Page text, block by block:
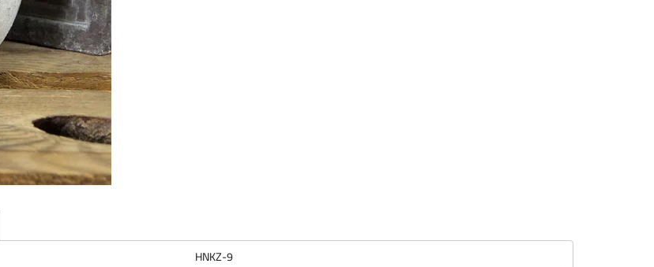
HNKZ-9